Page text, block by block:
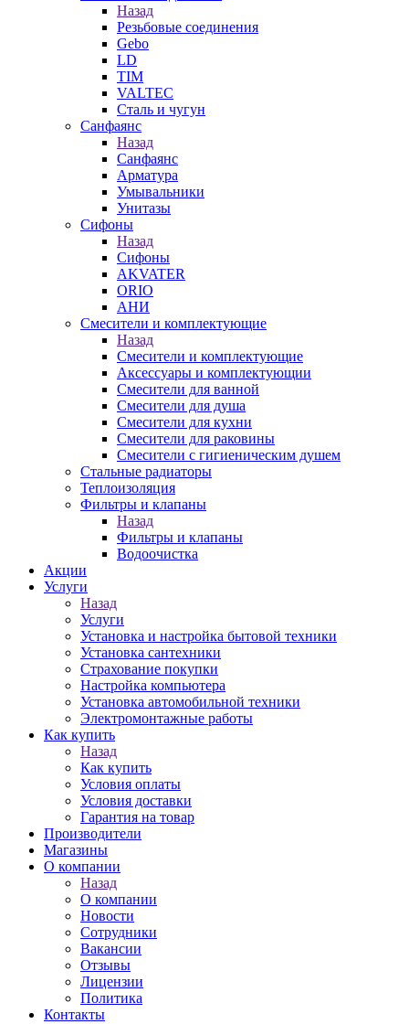
Назад
Резьбовые соединения
Gebo
LD
TIM
VALTEC
Сталь и чугун
Санфаянс
Назад
Санфаянс
Арматура
Умывальники
Унитазы
Сифоны
Назад
Сифоны
AKVATER
ORIO
АНИ
Смесители и комплектующие
Назад
Смесители и комплектующие
Аксессуары и комплектующии
Смесители для ванной
Смесители для душа
Смесители для кухни
Смесители для раковины
Смесители с гигиеническим душем
Стальные радиаторы
Теплоизоляция
Фильтры и клапаны
Назад
Фильтры и клапаны
Водоочистка
Акции
Услуги
Назад
Услуги
Установка и настройка бытовой техники
Установка сантехники
Страхование покупки
Настройка компьютера
Установка автомобильной техники
Электромонтажные работы
Как купить
Назад
Как купить
Условия оплаты
Условия доставки
Гарантия на товар
Производители
Магазины
О компании
Назад
О компании
Новости
Сотрудники
Вакансии
Отзывы
Лицензии
Политика
Контакты